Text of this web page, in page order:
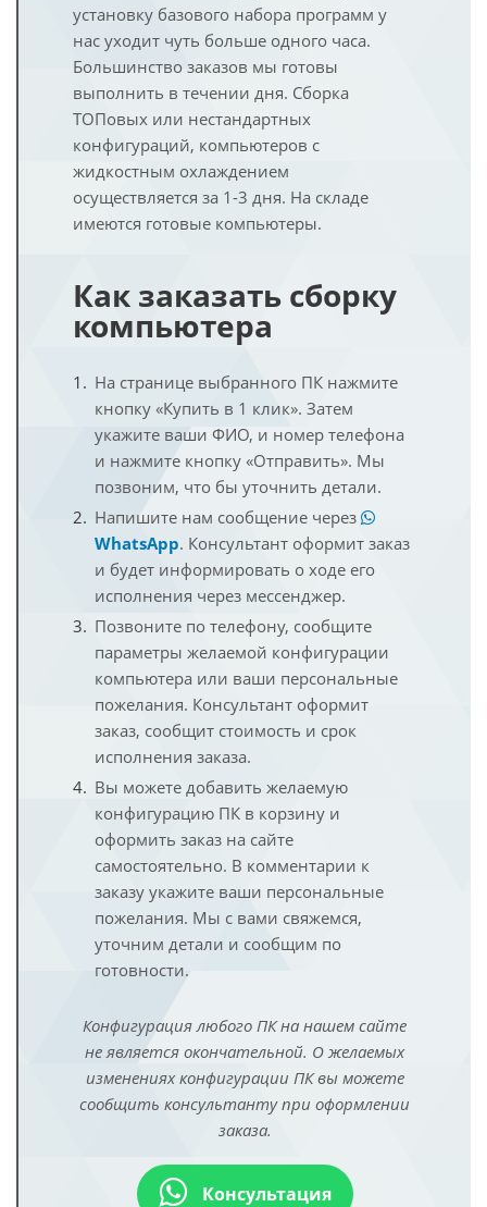
установку базового набора программ у
нас уходит чуть больше одного часа.
Большинство заказов мы готовы
выполнить в течении дня. Сборка
ТОПовых или нестандартных
конфигураций, компьютеров с
жидкостным охлаждением
осуществляется за 1-3 дня. На складе
имеются готовые компьютеры.
Как заказать сборку
компьютера
На странице выбранного ПК нажмите
кнопку «Купить в 1 клик». Затем
укажите ваши ФИО, и номер телефона
и нажмите кнопку «Отправить». Мы
позвоним, что бы уточнить детали.
Напишите нам сообщение через
WhatsApp. Консультант оформит заказ
и будет информировать о ходе его
исполнения через мессенджер.
Позвоните по телефону, сообщите
параметры желаемой конфигурации
компьютера или ваши персональные
пожелания. Консультант оформит
заказ, сообщит стоимость и срок
исполнения заказа.
Вы можете добавить желаемую
конфигурацию ПК в корзину и
оформить заказ на сайте
самостоятельно. В комментарии к
заказу укажите ваши персональные
пожелания. Мы с вами свяжемся,
уточним детали и сообщим по
готовности.
Конфигурация любого ПК на нашем сайте
не является окончательной. О желаемых
изменениях конфигурации ПК вы можете
сообщить консультанту при оформлении
заказа.
Консультация